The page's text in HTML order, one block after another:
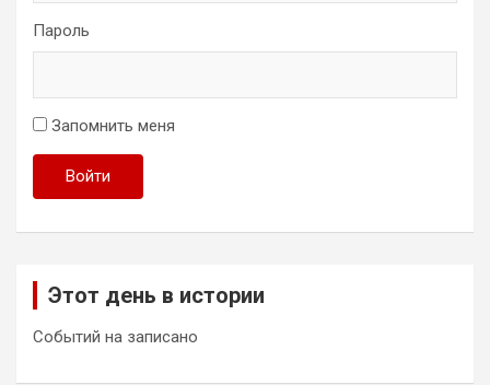
Пароль
Запомнить меня
Войти
Этот день в истории
Событий на записано